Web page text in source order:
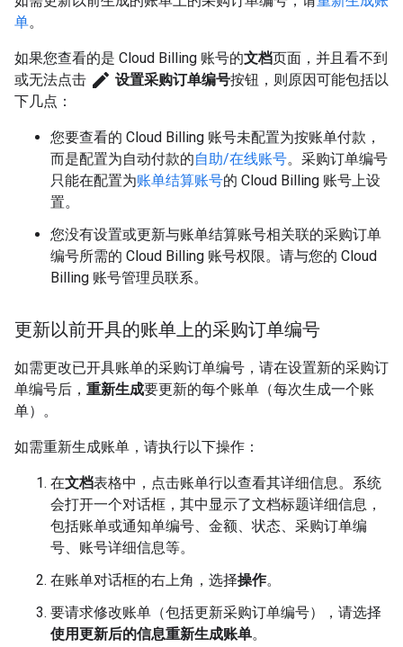
单。
如果您查看的是 Cloud Billing 账号的文档页面，并且看不到
或无法点击 edit 设置采购订单编号按钮，则原因可能包括以
下几点：
您要查看的 Cloud Billing 账号未配置为按账单付款，
而是配置为自动付款的自助/在线账号。采购订单编号
只能在配置为账单结算账号的 Cloud Billing 账号上设
置。
您没有设置或更新与账单结算账号相关联的采购订单
编号所需的 Cloud Billing 账号权限。请与您的 Cloud
Billing 账号管理员联系。
更新以前开具的账单上的采购订单编号
如需更改已开具账单的采购订单编号，请在设置新的采购订
单编号后， 重新生成要更新的每个账单（每次生成一个账
单）。
如需重新生成账单，请执行以下操作：
在文档表格中，点击账单行以查看其详细信息。系统
会打开一个对话框，其中显示了文档标题详细信息，
包括账单或通知单编号、金额、状态、采购订单编
号、账号详细信息等。
在账单对话框的右上角，选择操作。
要请求修改账单（包括更新采购订单编号），请选择
使用更新后的信息重新生成账单。